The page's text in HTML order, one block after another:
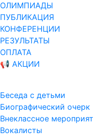
ОЛИМПИАДЫ
ПУБЛИКАЦИЯ
КОНФЕРЕНЦИИ
РЕЗУЛЬТАТЫ
ОПЛАТА
📢 АКЦИИ
Беседа с детьми
Биографический
Внеклассное
Вокалисты